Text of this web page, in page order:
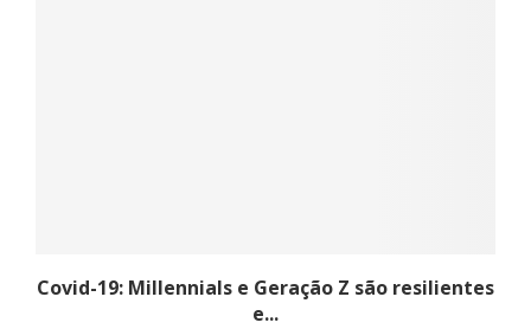
Covid-19: Millennials e Geração Z são resilientes
e...